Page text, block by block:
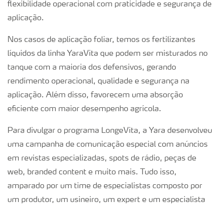
flexibilidade operacional com praticidade e segurança de
aplicação.
Nos casos de aplicação foliar, temos os fertilizantes
líquidos da linha YaraVita que podem ser misturados no
tanque com a maioria dos defensivos, gerando
rendimento operacional, qualidade e segurança na
aplicação. Além disso, favorecem uma absorção
eficiente com maior desempenho agrícola.
Para divulgar o programa LongeVita, a Yara desenvolveu
uma campanha de comunicação especial com anúncios
em revistas especializadas, spots de rádio, peças de
web, branded content e muito mais. Tudo isso,
amparado por um time de especialistas composto por
um produtor, um usineiro, um expert e um especialista